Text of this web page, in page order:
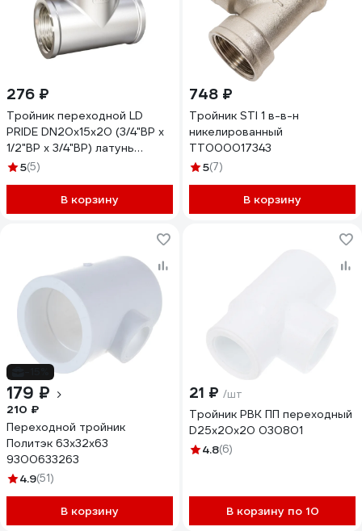
276 ₽
Тройник переходной LD
PRIDE DN20х15х20 (3/4"ВР х
1/2"ВР х 3/4"ВР) латунь
никель с биркой
5(5)
В корзину
748 ₽
Тройник STI 1 в-в-н
никелированный
ТТ000017343
5(7)
В корзину
179 ₽
210 ₽
Переходной тройник
Политэк 63х32х63
9300633263
4.9(51)
В корзину
21 ₽ /шт
Тройник РВК ПП переходный
D25x20x20 030801
4.8(6)
В корзину по 10